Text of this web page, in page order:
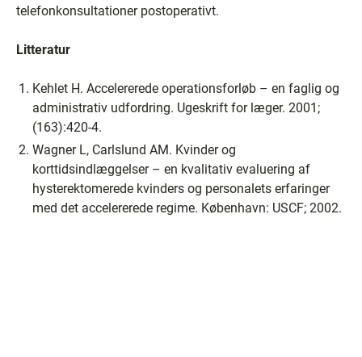
telefonkonsultationer postoperativt.
Litteratur
Kehlet H. Accelererede operationsforløb – en faglig og
administrativ udfordring. Ugeskrift for læger. 2001;
(163):420-4.
Wagner L, Carlslund AM. Kvinder og
korttidsindlæggelser – en kvalitativ evaluering af
hysterektomerede kvinders og personalets erfaringer
med det accelererede regime. København: USCF; 2002.